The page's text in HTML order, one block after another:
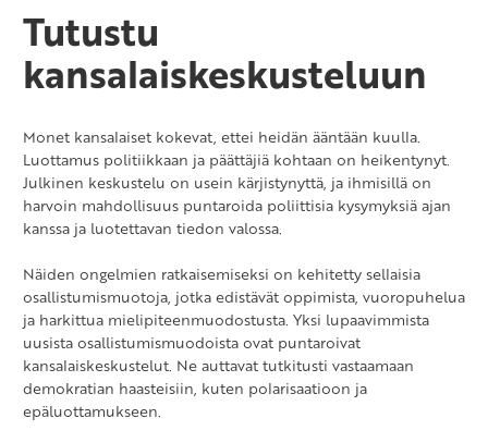
Tutustu
kansalaiskeskusteluun
Monet kansalaiset kokevat, ettei heidän ääntään kuulla.
Luottamus politiikkaan ja päättäjiä kohtaan on heikentynyt.
Julkinen keskustelu on usein kärjistynyttä, ja ihmisillä on
harvoin mahdollisuus puntaroida poliittisia kysymyksiä ajan
kanssa ja luotettavan tiedon valossa.
Näiden ongelmien ratkaisemiseksi on kehitetty sellaisia
osallistumismuotoja, jotka edistävät oppimista, vuoropuhelua
ja harkittua mielipiteenmuodostusta. Yksi lupaavimmista
uusista osallistumismuodoista ovat puntaroivat
kansalaiskeskustelut. Ne auttavat tutkitusti vastaamaan
demokratian haasteisiin, kuten polarisaatioon ja
epäluottamukseen.